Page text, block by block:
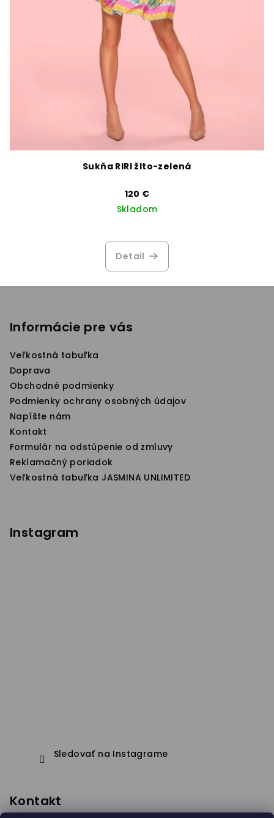
Sukňa RIRI žlto-zelená
120 €
Skladom
Detail
Informácie pre vás
Veľkostná tabuľka
Doprava
Obchodné podmienky
Podmienky ochrany osobných údajov
Napíšte nám
Kontakt
Formulár na odstúpenie od zmluvy
Reklamačný poriadok
Veľkostná tabuľka JASMINA UNLIMITED
Instagram
Sledovať na Instagrame
Kontakt